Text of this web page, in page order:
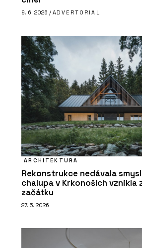
9. 6. 2026 / ADVERTORIAL
ARCHITEKTURA
Rekonstrukce nedávala
chalupa v Krkonoších vznikla
začátku
27. 5. 2026